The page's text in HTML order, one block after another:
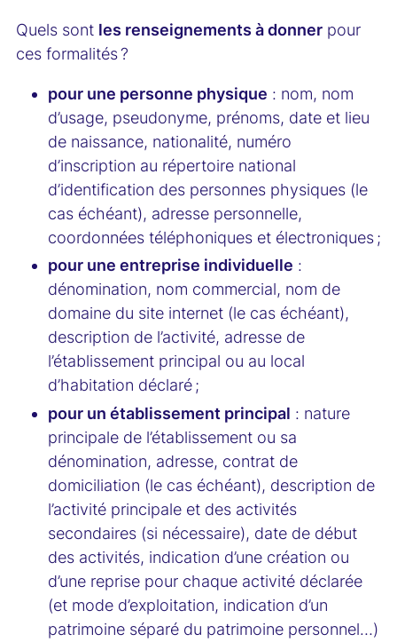
Quels sont les renseignements à donner pour
ces formalités ?
pour une personne physique : nom, nom
d’usage, pseudonyme, prénoms, date et lieu
de naissance, nationalité, numéro
d’inscription au répertoire national
d’identification des personnes physiques (le
cas échéant), adresse personnelle,
coordonnées téléphoniques et électroniques ;
pour une entreprise individuelle :
dénomination, nom commercial, nom de
domaine du site internet (le cas échéant),
description de l’activité, adresse de
l’établissement principal ou au local
d’habitation déclaré ;
pour un établissement principal : nature
principale de l’établissement ou sa
dénomination, adresse, contrat de
domiciliation (le cas échéant), description de
l’activité principale et des activités
secondaires (si nécessaire), date de début
des activités, indication d’une création ou
d’une reprise pour chaque activité déclarée
(et mode d’exploitation, indication d’un
patrimoine séparé du patrimoine personnel…)